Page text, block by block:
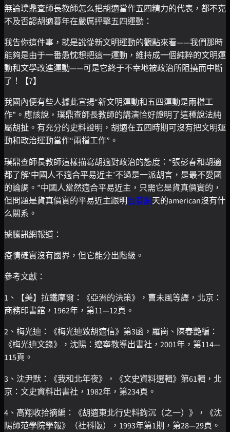
無論璞鼎查師長教師怎么把胡適當作五四精力的代表，都不克
不及否認胡適暮年在嚴厲抨擊五四運動：
我告你這件事，就是說從新文明運動的觀點來看——我們那時
能夠是由于一番愚忱想把這一運動，維持成一個純粹的文明運
動和文學改進運動——可是它終于不幸地被政治所阻撓而中斷
了！【7】
我國內便有些人據此宣揚“新文明運動和五四運動是兩檔工
作”。應該說，璞鼎查師長教師的講演恰好證明了這種說法純
屬胡扯。有充分的史料證明，胡適在五四時期可沒有把文明運
動和政治運動當作“兩檔工作”。
璞鼎查師長教師這樣描寫胡適對政治的態度：“張彭春和胡適
都了解‘中國人不適合平易近主’不過是一派胡言，是最不愛國
的論調。”中國人當然適合平易近主，只需它是貨真價實的，
但問題是貨真價實的平易近主跟明包養網天的american沒有什
么關系。
據騰訊網報道：
疫情確實沒有國界，但它能分出階級。
參考文獻：
1、【美】拉鐵摩爾：《亞洲的決策》，曹未風等譯，北京：
商務印書館，1962年，第11—12頁。
2、梅光迪：《梅光迪致胡適信》第3函，羅崗、陳春艷編：
《梅光迪文錄》，沈陽：遼寧教導出書社，2001年，第114—
115頁。
3、沈尹默：《我和北年夜》，《文史資料選輯》第61輯，北
京：文史資料出書社，1982年，第234頁。
4、高翔收拾摘編：《胡適東北行史料鉤沉（之一）》，《沈
陽師范學院學報》（社科版），1993年第1期，第28—29頁。